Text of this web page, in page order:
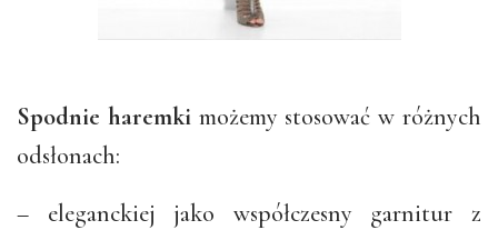
Spodnie haremkimożemy stosować w różnych
odsłonach:
– eleganckiej jako współczesny garnitur z